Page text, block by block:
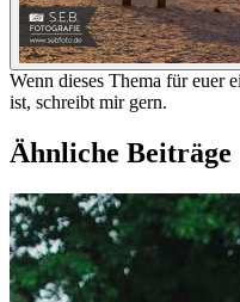
Wenn dieses Thema für euer
ist, schreibt mir gern.
Ähnliche Beiträge